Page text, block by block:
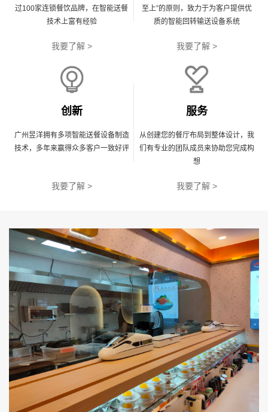
过100家连锁餐饮品牌，在智能送餐
技术上富有经验
我要了解 >
至上”的原则，致力于为客户提供优
质的智能回转输送设备系统
我要了解 >
创新
广州昱洋拥有多项智能送餐设备制造
技术，多年来赢得众多客户一致好评
我要了解 >
服务
从创建您的餐厅布局到整体设计，我
们有专业的团队成员来协助您完成构
想
我要了解 >